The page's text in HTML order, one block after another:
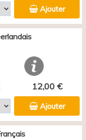
Ajouter
12,00 €
Ajouter